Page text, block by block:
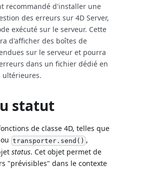
recommandé d'installer une
des erreurs sur 4D Server,
exécuté sur le serveur. Cette
d'afficher des boîtes de
sur le serveur et pourra
dans un fichier dédié en
ultérieures.
statut
de classe 4D, telles que
transporter.send() ,
status. Cet objet permet de
"prévisibles" dans le contexte